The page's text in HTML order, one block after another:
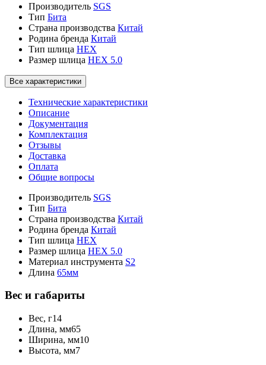
Производитель SGS
Тип Бита
Страна производства Китай
Родина бренда Китай
Тип шлица HEX
Размер шлица HEX 5.0
Все характеристики
Технические характеристики
Описание
Документация
Комплектация
Отзывы
Доставка
Оплата
Общие вопросы
Производитель SGS
Тип Бита
Страна производства Китай
Родина бренда Китай
Тип шлица HEX
Размер шлица HEX 5.0
Материал инструмента S2
Длина 65мм
Вес и габариты
Вес, г14
Длина, мм65
Ширина, мм10
Высота, мм7